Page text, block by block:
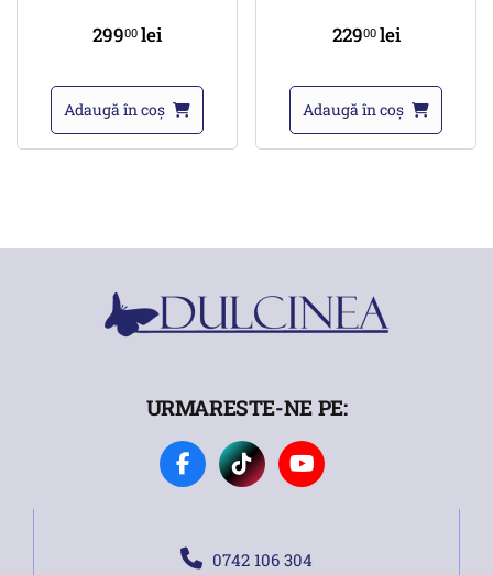
29900 lei
Adaugă în coș
22900 lei
Adaugă în coș
URMARESTE-NE PE:
0742 106 304